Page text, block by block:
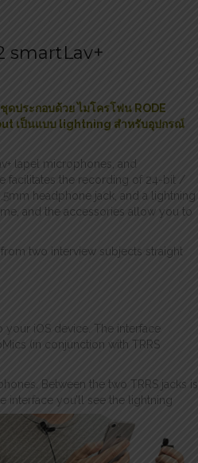
smartLav+
ประกอบด้วย ไมโครโฟน RODE
เป็นแบบ lightning สำหรับอุปกรณ์
lapel microphones, and
facilitates the recording of 24-bit /
headphone jack, and a lightning
and the accessories allow you to
two interview subjects straight
iOS device. The interface
(in conjunction with TRRS
Between the two TRRS jacks is
you’ll see the lightning